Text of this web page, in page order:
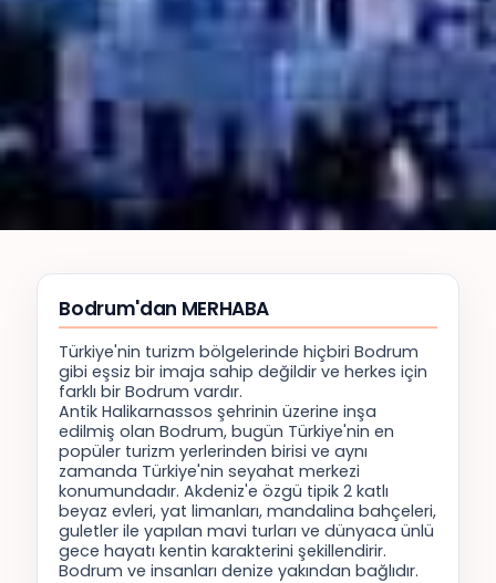
Bodrum'dan MERHABA
Türkiye'nin turizm bölgelerinde hiçbiri Bodrum
gibi eşsiz bir imaja sahip değildir ve herkes için
farklı bir Bodrum vardır.
Antik Halikarnassos şehrinin üzerine inşa
edilmiş olan Bodrum, bugün Türkiye'nin en
popüler turizm yerlerinden birisi ve aynı
zamanda Türkiye'nin seyahat merkezi
konumundadır. Akdeniz'e özgü tipik 2 katlı
beyaz evleri, yat limanları, mandalina bahçeleri,
guletler ile yapılan mavi turları ve dünyaca ünlü
gece hayatı kentin karakterini şekillendirir.
Bodrum ve insanları denize yakından bağlıdır.